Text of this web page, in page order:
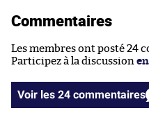
Commentaires
Les membres ont posté 24
Participez à la discussion
Voir les 24 commentaires